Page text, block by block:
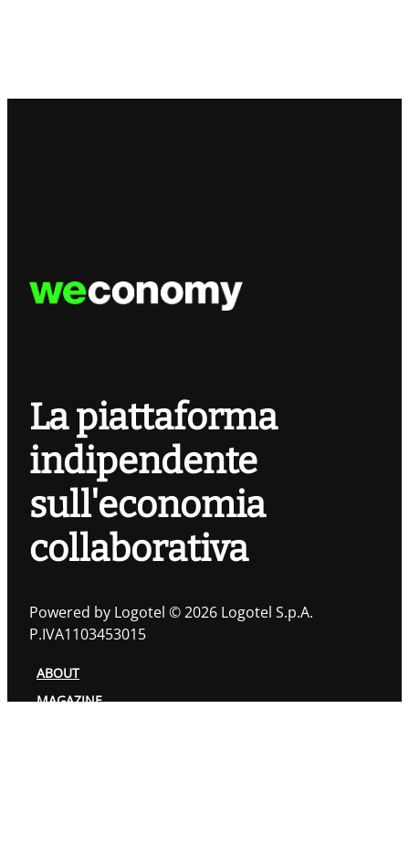
La piattaforma
indipendente
sull'economia
collaborativa
Powered by Logotel © 2026 Logotel S.p.A.
P.IVA1103453015
ABOUT
MAGAZINE